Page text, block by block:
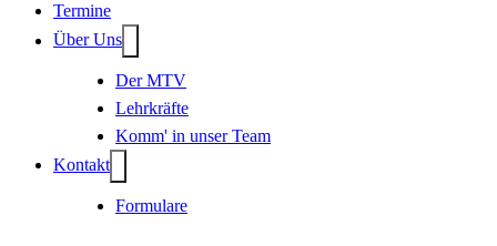
Termine
Über Uns
Der MTV
Lehrkräfte
Komm' in unser Team
Kontakt
Formulare